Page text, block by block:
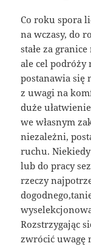
Co roku spora
na wczasy, do
stałe za
ale cel podróży
postanawia się
z uwagi na
duże
we własnym
niezależni,
ruchu.
lub do pracy
rzeczy
Rozstrzygając
zwrócić uwagę